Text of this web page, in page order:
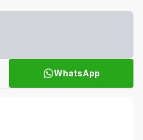
WhatsApp